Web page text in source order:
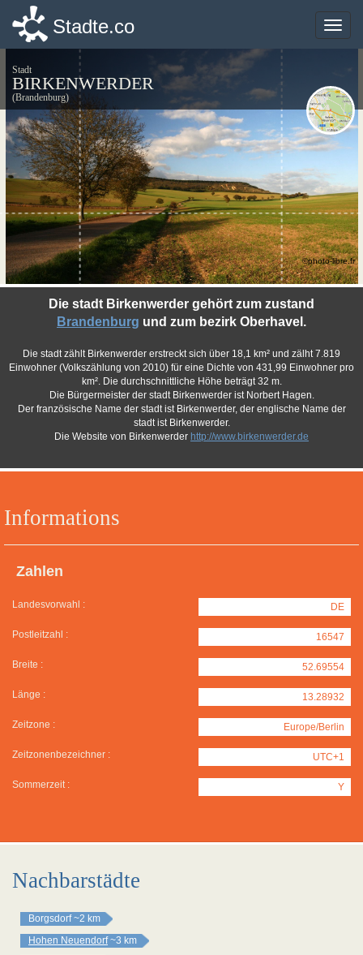
Toggle
Stadte.co
Stadt
BIRKENWERDER
(Brandenburg)
Informations
Zahlen
Landesvorwahl : DE
Postleitzahl : 16547
Breite : 52.69554
Länge : 13.28932
Zeitzone : Europe/Berlin
Zeitzonenbezeichner : UTC+1
Sommerzeit : Y
Die stadt Birkenwerder gehört zum zustand
Brandenburg und zum bezirk Oberhavel.
Die stadt zählt Birkenwerder erstreckt sich über 18,1 km² und zälht 7.819
Einwohner (Volkszählung von 2010) für eine Dichte von 431,99 Einwohner pro
km². Die durchschnittliche Höhe beträgt 32 m.
Die Bürgermeister der stadt Birkenwerder ist Norbert Hagen.
Der französische Name der stadt ist Birkenwerder, der englische Name der
stadt ist Birkenwerder.
Die Website von Birkenwerder http://www.birkenwerder.de
©photo-libre.fr
Nachbarstädte
Borgsdorf ~2 km
Hohen Neuendorf ~3 km
Toggle
Stadte.co